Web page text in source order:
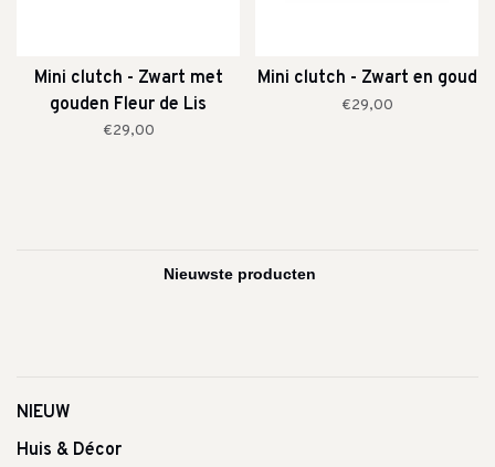
Mini clutch - Zwart met
gouden Fleur de Lis
€29,00
Mini clutch - Zwart en goud
€29,00
NIEUW
Huis & Décor